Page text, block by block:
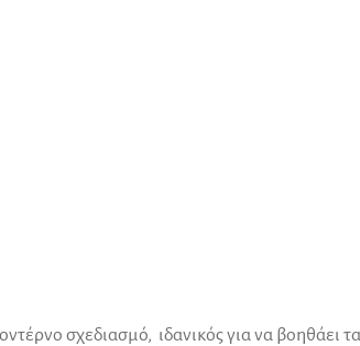
σχεδιασμό, ιδανικός για να βοηθάει